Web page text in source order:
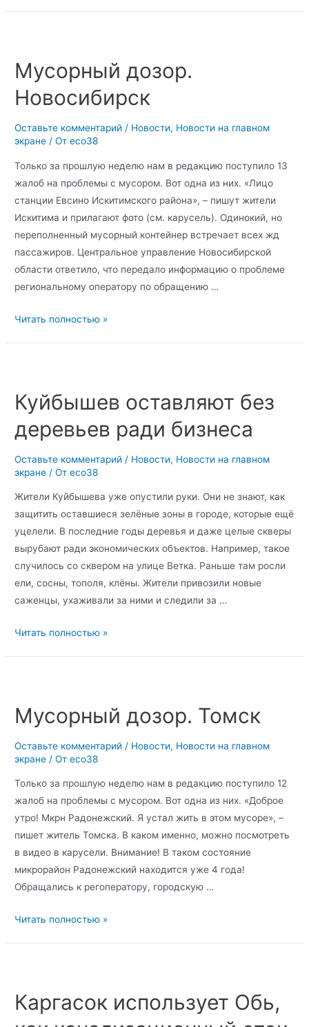
Мусорный дозор.
Новосибирск
Оставьте комментарий / Новости, Новости на главном
экране / От eco38
Только за прошлую неделю нам в редакцию поступило 13
жалоб на проблемы с мусором. Вот одна из них. «Лицо
станции Евсино Искитимского района», – пишут жители
Искитима и прилагают фото (см. карусель). Одинокий, но
переполненный мусорный контейнер встречает всех жд
пассажиров. Центральное управление Новосибирской
области ответило, что передало информацию о проблеме
региональному оператору по обращению …
Читать полностью »
Куйбышев оставляют без
деревьев ради бизнеса
Оставьте комментарий / Новости, Новости на главном
экране / От eco38
Жители Куйбышева уже опустили руки. Они не знают, как
защитить оставшиеся зелёные зоны в городе, которые ещё
уцелели. В последние годы деревья и даже целые скверы
вырубают ради экономических объектов. Например, такое
случилось со сквером на улице Ветка. Раньше там росли
ели, сосны, тополя, клёны. Жители привозили новые
саженцы, ухаживали за ними и следили за …
Читать полностью »
Мусорный дозор. Томск
Оставьте комментарий / Новости, Новости на главном
экране / От eco38
Только за прошлую неделю нам в редакцию поступило 12
жалоб на проблемы с мусором. Вот одна из них. «Доброе
утро! Мкрн Радонежский. Я устал жить в этом мусоре», –
пишет житель Томска. В каком именно, можно посмотреть
в видео в карусели. Внимание! В таком состояние
микрорайон Радонежский находится уже 4 года!
Обращались к регоператору, городскую …
Читать полностью »
Каргасок использует Обь,